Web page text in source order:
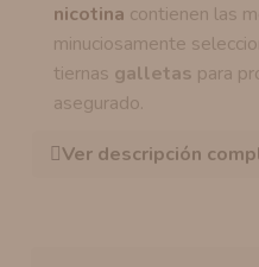
nicotina contienen las
minuciosamente
tiernas galletas para
asegurado.
Ver descripción